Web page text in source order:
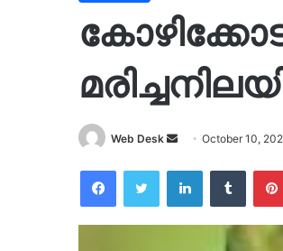
Web Desk
Send
email
October 10,
FacebookTwitter LinkedInTumblr